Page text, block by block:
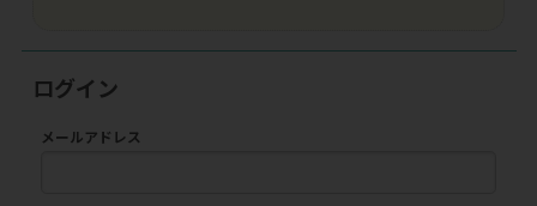
ログイン
メールアドレス